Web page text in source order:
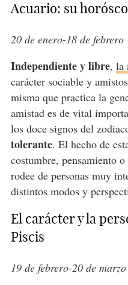
Acuario: su
20 de enero-18 de febrero
Independiente y libre, la
carácter sociable y
misma que practica la
amistad es de vital
los doce signos del
tolerante. El hecho de
costumbre, pensamiento
rodee de personas muy
distintos modos y
El carácter y la
Piscis
19 de febrero-20 de marzo